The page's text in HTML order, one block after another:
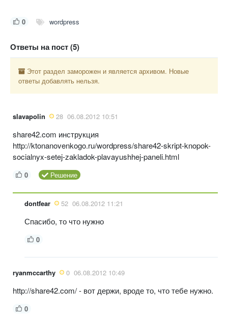
0 wordpress
Ответы на пост (5)
Этот раздел заморожен и является архивом. Новые
ответы добавлять нельзя.
slavapolin 28 06.08.2012 10:51
share42.com инструкция
http://ktonanovenkogo.ru/wordpress/share42-skript-knopok-
socialnyx-setej-zakladok-plavayushhej-paneli.html
0 Решение
dontfear 52 06.08.2012 11:21
Спасибо, то что нужно
0
ryanmccarthy 0 06.08.2012 10:49
http://share42.com/ - вот держи, вроде то, что тебе нужно.
0